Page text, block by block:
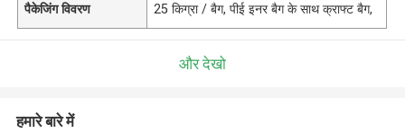
पैकेजिंग विवरण 25 किग्रा / बैग, पीई इनर बैग के साथ क्राफ्ट बैग,
और देखो
हमारे बारे में